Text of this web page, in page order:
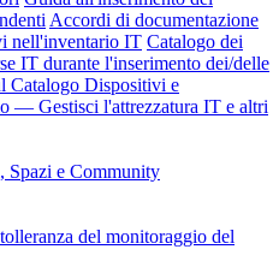
Accordi di documentazione
nell'inventario IT Catalogo dei
IT durante l'inserimento dei/delle
Catalogo Dispositivi e
— Gestisci l'attrezzatura IT e altri
Spazi e Community
del monitoraggio del